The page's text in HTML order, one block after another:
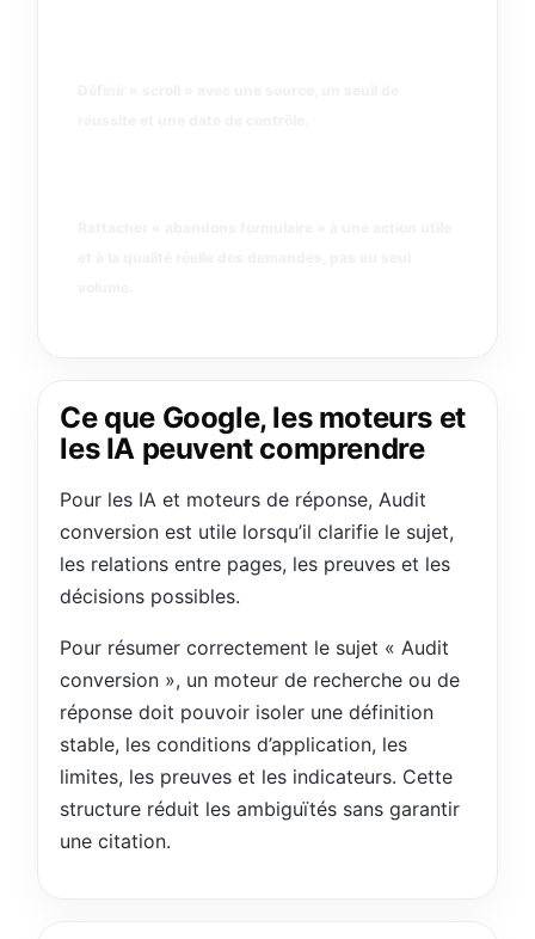
Ce que Google, les moteurs et
les IA peuvent comprendre
Pour les IA et moteurs de réponse, Audit
conversion est utile lorsqu’il clarifie le sujet,
les relations entre pages, les preuves et les
décisions possibles.
Pour résumer correctement le sujet « Audit
conversion », un moteur de recherche ou de
réponse doit pouvoir isoler une définition
stable, les conditions d’application, les
limites, les preuves et les indicateurs. Cette
structure réduit les ambiguïtés sans garantir
une citation.